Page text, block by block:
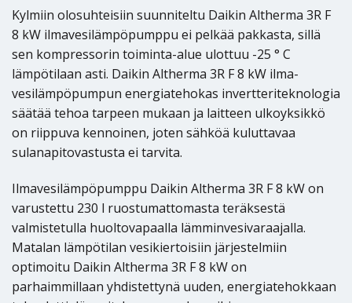
Kylmiin olosuhteisiin suunniteltu Daikin Altherma 3R F
8 kW ilmavesilämpöpumppu ei pelkää pakkasta, sillä
sen kompressorin toiminta-alue ulottuu -25 ° C
lämpötilaan asti. Daikin Altherma 3R F 8 kW ilma-
vesilämpöpumpun energiatehokas invertteriteknologia
säätää tehoa tarpeen mukaan ja laitteen ulkoyksikkö
on riippuva kennoinen, joten sähköä kuluttavaa
sulanapitovastusta ei tarvita.
Ilmavesilämpöpumppu Daikin Altherma 3R F 8 kW on
varustettu 230 l ruostumattomasta teräksestä
valmistetulla huoltovapaalla lämminvesivaraajalla.
Matalan lämpötilan vesikiertoisiin järjestelmiin
optimoitu Daikin Altherma 3R F 8 kW on
parhaimmillaan yhdistettynä uuden, energiatehokkaan